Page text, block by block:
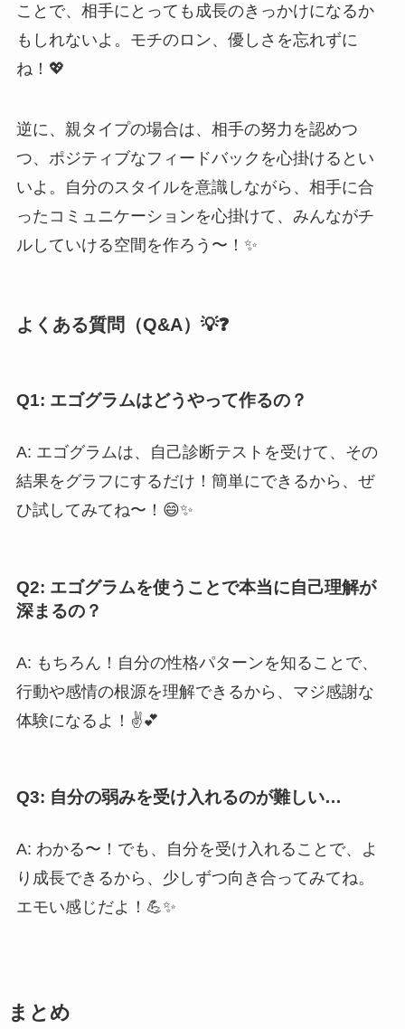
ことで、相手にとっても成長のきっかけになるか
もしれないよ。モチのロン、優しさを忘れずに
ね！💖
逆に、親タイプの場合は、相手の努力を認めつ
つ、ポジティブなフィードバックを心掛けるとい
いよ。自分のスタイルを意識しながら、相手に合
ったコミュニケーションを心掛けて、みんながチ
ルしていける空間を作ろう〜！✨
よくある質問（Q&A）💡❓
Q1: エゴグラムはどうやって作るの？
A: エゴグラムは、自己診断テストを受けて、その
結果をグラフにするだけ！簡単にできるから、ぜ
ひ試してみてね〜！😄✨
Q2: エゴグラムを使うことで本当に自己理解が
深まるの？
A: もちろん！自分の性格パターンを知ることで、
行動や感情の根源を理解できるから、マジ感謝な
体験になるよ！✌️💕
Q3: 自分の弱みを受け入れるのが難しい…
A: わかる〜！でも、自分を受け入れることで、よ
り成長できるから、少しずつ向き合ってみてね。
エモい感じだよ！💪✨
まとめ